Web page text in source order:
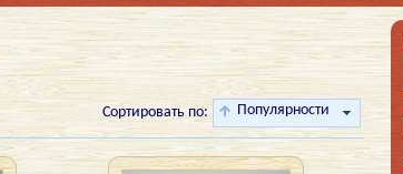
Сортировать по: Популярности